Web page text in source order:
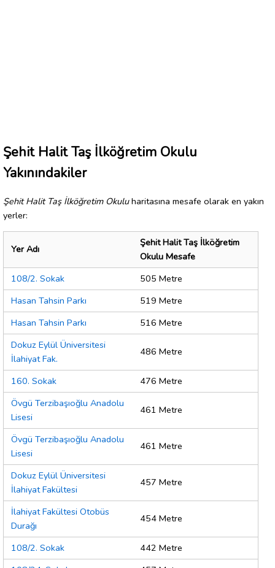
Şehit Halit Taş İlköğretim Okulu
Yakınındakiler
Şehit Halit Taş İlköğretim Okuluharitasına mesafe olarak en yakın
yerler:
Yer Adı
Şehit Halit Taş İlköğretim
Okulu Mesafe
108/2. Sokak
505 Metre
Hasan Tahsin Parkı
519 Metre
Hasan Tahsin Parkı
516 Metre
Dokuz Eylül Üniversitesi
İlahiyat Fak.
486 Metre
160. Sokak
476 Metre
Övgü Terzibaşıoğlu Anadolu
Lisesi
461 Metre
Övgü Terzibaşıoğlu Anadolu
Lisesi
461 Metre
Dokuz Eylül Üniversitesi
İlahiyat Fakültesi
457 Metre
İlahiyat Fakültesi Otobüs
Durağı
454 Metre
108/2. Sokak
442 Metre